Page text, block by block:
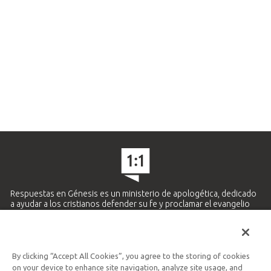
Respuestas en Génesis es un ministerio de apologética, dedicado
a ayudar a los cristianos defender su fe y proclamar el evangelio
Ministerio Hispano y Latinoamericano
By clicking “Accept All Cookies”, you agree to the storing of cookies
on your device to enhance site navigation, analyze site usage, and